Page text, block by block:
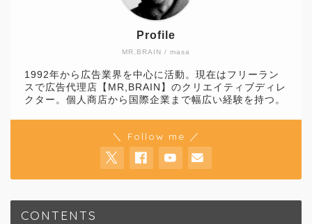
MR,BRAIN / masa
Profile
1992年から広告業界を中心に活動。現在はフリーラン
スで広告代理店【MR,BRAIN】のクリエイティブディレ
クター。個人商店から国際企業まで幅広い経験を持つ。
＼ Follow me ／
CONTENTS